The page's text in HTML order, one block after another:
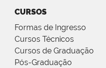
CURSOS
Formas de Ingresso
Cursos Técnicos
Cursos de Graduação
Pós-Graduação